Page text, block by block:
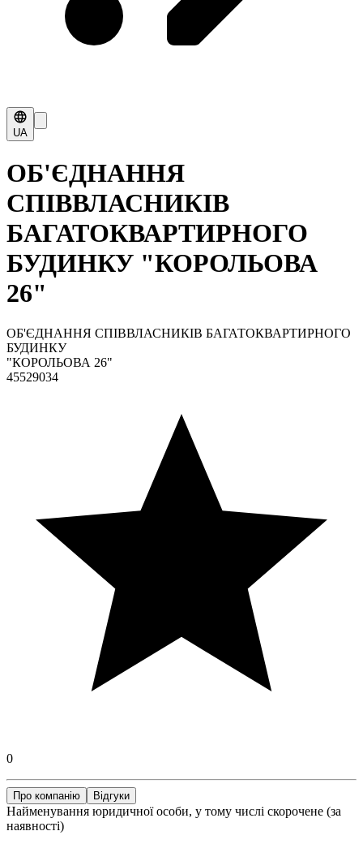
UA
ОБ'ЄДНАННЯ
СПІВВЛАСНИКІВ
БАГАТОКВАРТИРНОГО
БУДИНКУ "КОРОЛЬОВА
26"
ОБ'ЄДНАННЯ СПІВВЛАСНИКІВ БАГАТОКВАРТИРНОГО
БУДИНКУ
"КОРОЛЬОВА 26"
45529034
0
Про компанію Відгуки
Найменування юридичної особи, у тому числі скорочене (за
наявності)